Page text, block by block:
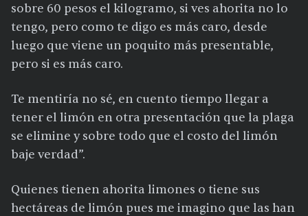
sobre 60 pesos el kilogramo, si ves ahorita no lo
tengo, pero como te digo es más caro, desde
luego que viene un poquito más presentable,
pero si es más caro.
Te mentiría no sé, en cuento tiempo llegar a
tener el limón en otra presentación que la plaga
se elimine y sobre todo que el costo del limón
baje verdad”.
Quienes tienen ahorita limones o tiene sus
hectáreas de limón pues me imagino que las han